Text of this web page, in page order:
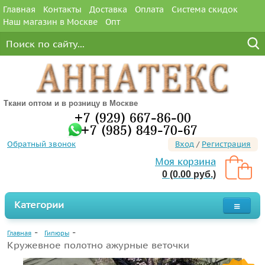
Главная Контакты Доставка Оплата
Система скидок
Наш магазин в Москве
Опт
Ткани оптом и в розницу в Москве
+7 (929) 667-86-00
+7 (985) 849-70-67
Обратный звонок Вход / Регистрация
Моя корзина
0 (0.00 руб.)
Категории
Главная Гипюры
Кружевное полотно ажурные веточки